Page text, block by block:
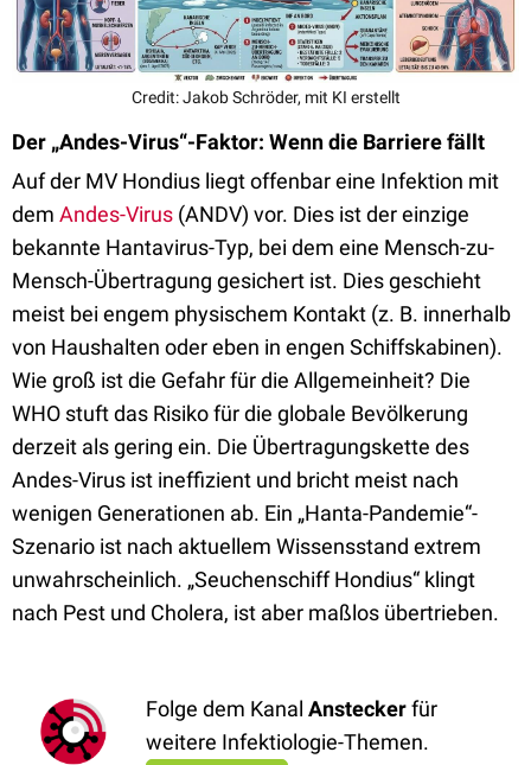
Credit: Jakob Schröder, mit KI erstellt
Der „Andes-Virus“-Faktor: Wenn die Barriere fällt
Auf der MV Hondius liegt offenbar eine Infektion mit
dem Andes-Virus (ANDV) vor. Dies ist der einzige
bekannte Hantavirus-Typ, bei dem eine Mensch-zu-
Mensch-Übertragung gesichert ist. Dies geschieht
meist bei engem physischem Kontakt (z. B. innerhalb
von Haushalten oder eben in engen Schiffskabinen).
Wie groß ist die Gefahr für die Allgemeinheit? Die
WHO stuft das Risiko für die globale Bevölkerung
derzeit als gering ein. Die Übertragungskette des
Andes-Virus ist ineffizient und bricht meist nach
wenigen Generationen ab. Ein „Hanta-Pandemie“-
Szenario ist nach aktuellem Wissensstand extrem
unwahrscheinlich. „Seuchenschiff Hondius“ klingt
nach Pest und Cholera, ist aber maßlos übertrieben.
Folge dem Kanal Ansteckerfür
weitere Infektiologie-Themen.